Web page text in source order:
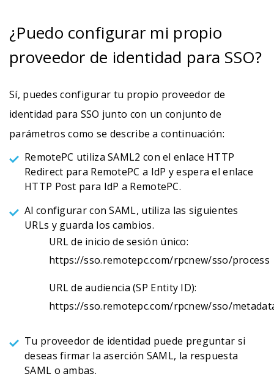
¿Puedo configurar mi propio
proveedor de identidad para SSO?
Sí, puedes configurar tu propio proveedor de
identidad para SSO junto con un conjunto de
parámetros como se describe a continuación:
RemotePC utiliza SAML2 con el enlace HTTP
Redirect para RemotePC a IdP y espera el enlace
HTTP Post para IdP a RemotePC.
Al configurar con SAML, utiliza las siguientes
URLs y guarda los cambios.
URL de inicio de sesión único:
https://sso.remotepc.com/rpcnew/sso/process
URL de audiencia (SP Entity ID):
https://sso.remotepc.com/rpcnew/sso/
Tu proveedor de identidad puede preguntar si
deseas firmar la aserción SAML, la respuesta
SAML o ambas.